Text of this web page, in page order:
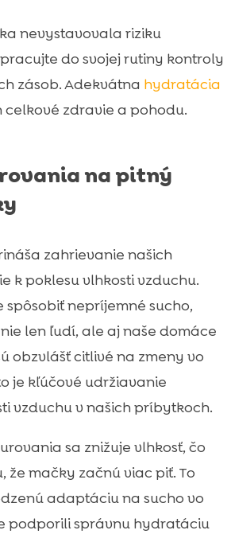
nevystavovala riziku
do svojej rutiny kontroly
zásob. Adekvátna hydratácia
celkové zdravie a pohodu.
na pitný
zahrievanie našich
k poklesu vlhkosti vzduchu.
spôsobiť nepríjemné sucho,
len ľudí, ale aj naše domáce
obzvlášť citlivé na zmeny vo
je kľúčové udržiavanie
vzduchu v našich príbytkoch.
sa znižuje vlhkosť, čo
že mačky začnú viac piť. To
adaptáciu na sucho vo
podporili správnu hydratáciu